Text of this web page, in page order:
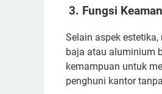
3. Fungsi
Selain aspek
baja atau aluminium
kemampuan untuk
penghuni kantor